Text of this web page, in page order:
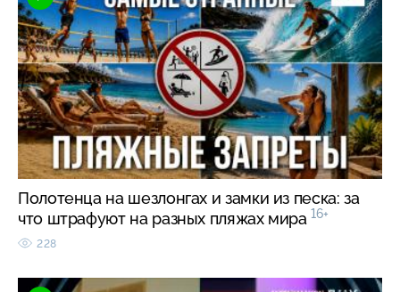
Полотенца на шезлонгах и замки из песка: за
что штрафуют на разных пляжах мира 16+
228